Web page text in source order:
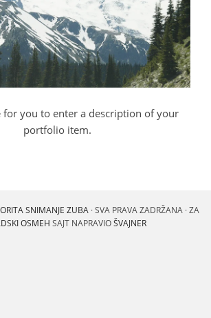
for you to enter a description of your
portfolio item.
SNIMANJE ZUBA · SVA PRAVA ZADRŽANA · ZA
OSMEH SAJT NAPRAVIOŠVAJNER